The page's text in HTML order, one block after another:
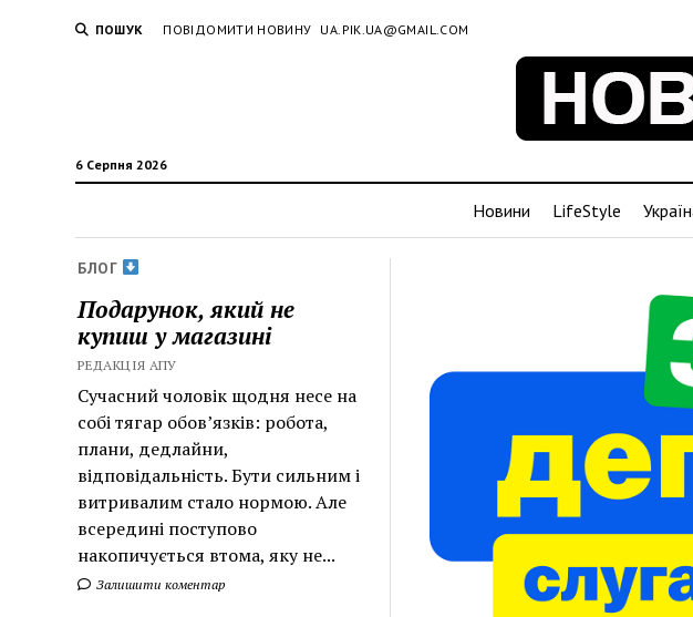
ПОШУК ПОВІДОМИТИ НОВИНУ UA.PIK.UA@GMAIL.COM
6 Серпня 2026
Новини LifeStyle
БЛОГ
Подарунок, який не
купиш у магазині
РЕДАКЦІЯ АПУ
Сучасний чоловік щодня несе на
собі тягар обов’язків: робота,
плани, дедлайни,
відповідальність. Бути сильним і
витривалим стало нормою. Але
всередині поступово
накопичується втома, яку не...
Залишити коментар